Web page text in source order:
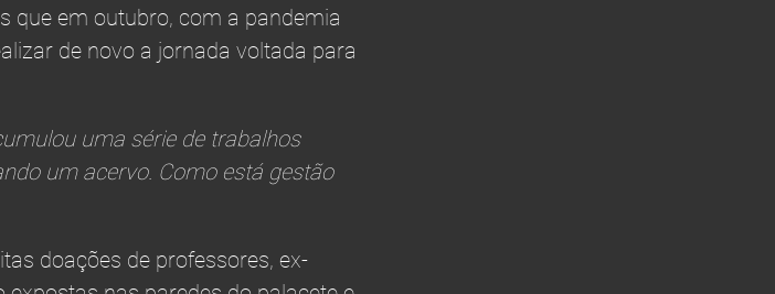
que em outubro, com a pandemia
de novo a jornada voltada para
uma série de trabalhos
um acervo. Como está gestão
doações de professores, ex-